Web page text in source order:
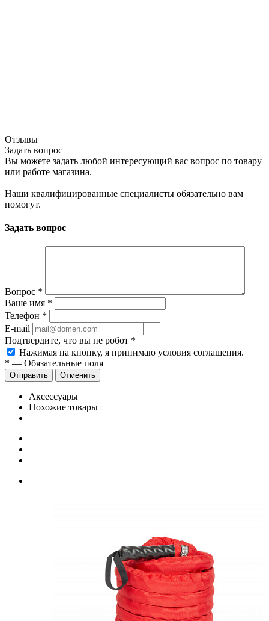
Отзывы
Задать вопрос
Вы можете задать любой интересующий вас вопрос по товару
или работе магазина.
Наши квалифицированные специалисты обязательно вам
помогут.
Задать вопрос
Вопрос *
Ваше имя *
Телефон *
E-mail
Подтвердите, что вы не робот *
Нажимая на кнопку, я принимаю условия соглашения.
* — Обязательные поля
Отправить Отменить
Аксессуары
Похожие товары